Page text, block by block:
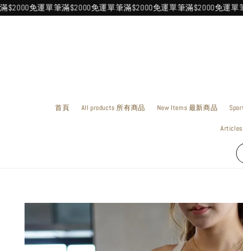
免運單筆滿$2000免運單筆滿$2000免運單筆滿$2000免運單筆滿
首頁 All products 所有商品 New Items 最新商品